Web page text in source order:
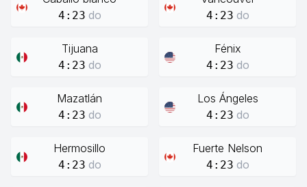
4:23 do 4:23 do
Tijuana
4:23 do
Fénix
4:23 do
Mazatlán
4:23 do
Los Ángeles
4:23 do
Hermosillo
4:23 do
Fuerte Nelson
4:23 do